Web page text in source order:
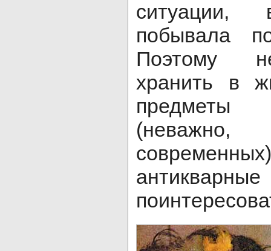
побывала
Поэтому
хранить в
предметы